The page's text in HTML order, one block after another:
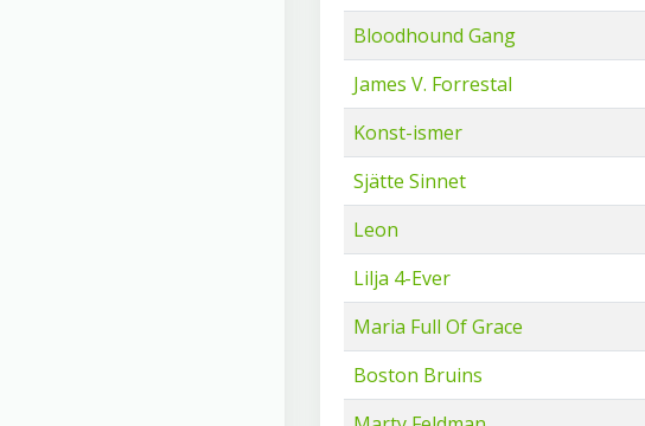
Bloodhound Gang
James V. Forrestal
Konst-ismer
Sjätte Sinnet
Leon
Lilja 4-Ever
Maria Full Of Grace
Boston Bruins